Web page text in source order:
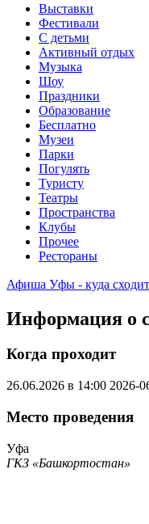
Выставки
Фестивали
С детьми
Активный отдых
Музыка
Шоу
Праздники
Образование
Бесплатно
Музеи
Парки
Погулять
Туристу
Театры
Пространства
Клубы
Прочее
Рестораны
Афиша Уфы - куда
Информация о
Когда проходит
26.06.2026 в 14:00 2026-
Место проведения
Уфа
ГКЗ «Башкортостан»